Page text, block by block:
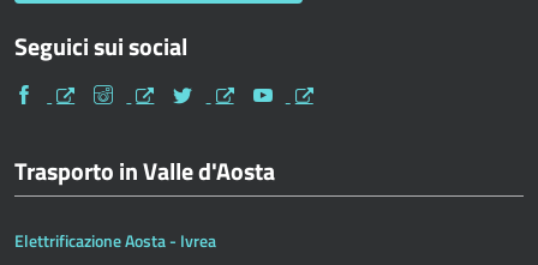
Seguici sui social
Facebook Instagram Twitter Youtube
Trasporto in Valle d'Aosta
Elettrificazione Aosta - Ivrea